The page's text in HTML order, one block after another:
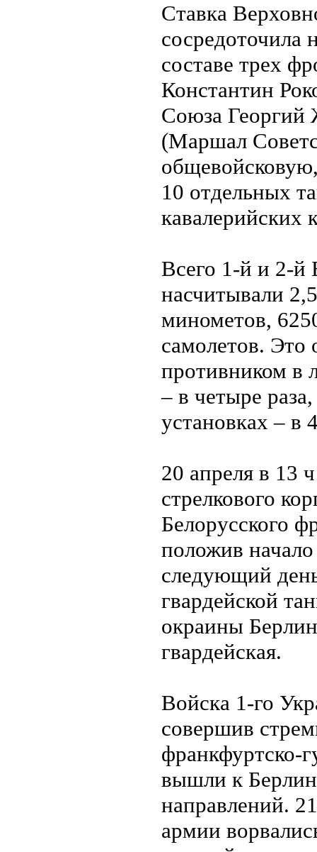
Ставка
сосредоточила
составе трех
Константин
Союза Георгий
(Маршал
10 отдельных
кавалерийских
Всего 1-й и 2-й
насчитывали
минометов,
самолетов. Это
противником в
– в четыре
установках – в
20 апреля в 13
стрелкового
Белорусского
положив
следующий
гвардейской
окраины
гвардейская.
Войска 1-го
совершив
франкфуртско-
вышли к
направлений.
армии